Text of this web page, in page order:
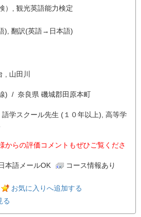
）
観光英語能力検定
) 翻訳(英語→日本語)
, 山田川
) / 奈良県 磯城郡田原本町
学スクール先生 (１０年以上), 高等学
からの評価コメントもぜひご覧くださ
本語メールOK コース情報あり
お気に入りへ追加する
る